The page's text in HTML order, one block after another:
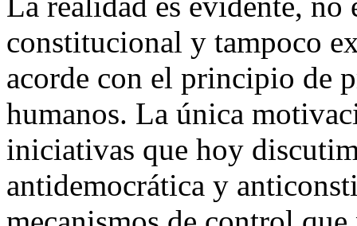
constitucional y tampoco
acorde con el principio de
humanos. La única
iniciativas que hoy
antidemocrática y